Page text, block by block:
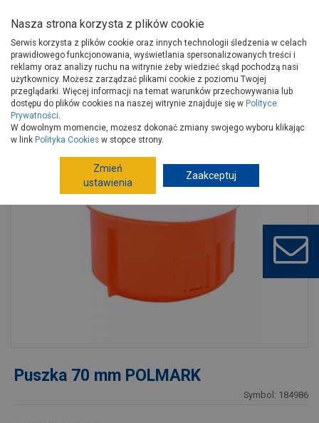
Strona główna Instalacje
Artykuły elektryczne
Akcesoria elektroinstalacyjne
Puszki
Puszka 70 mm POLMARK
Puszka 70 mm POLMARK
Symbol: 184986
Nasza strona korzysta z plików cookie
Serwis korzysta z plików cookie oraz innych technologii śledzenia w celach
prawidłowego funkcjonowania, wyświetlania spersonalizowanych treści i
reklamy oraz analizy ruchu na witrynie żeby wiedzieć skąd pochodzą nasi
użytkownicy. Możesz zarządzać plikami cookie z poziomu Twojej
przeglądarki. Więcej informacji na temat warunków przechowywania lub
dostępu do plików cookies na naszej witrynie znajduje się w Polityce
Prywatności.
W dowolnym momencie, możesz dokonać zmiany swojego wyboru klikając
w link Polityka Cookies w stopce strony.
Zmień
ustawienia
Zaakceptuj